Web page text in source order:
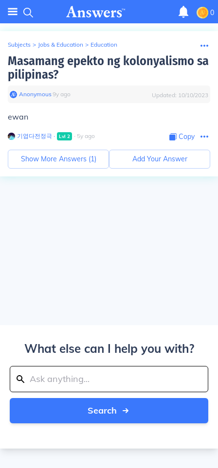
0
Subjects > Jobs & Education > Education
Masamang epekto ng kolonyalismo sa
pilipinas?
Anonymous∙9y ago Updated: 10/10/2023
ewan
기엽다전정극 ∙ Lvl 2 ∙ 5y ago Copy
Show More Answers (1) Add Your Answer
What else can I help you with?
Search